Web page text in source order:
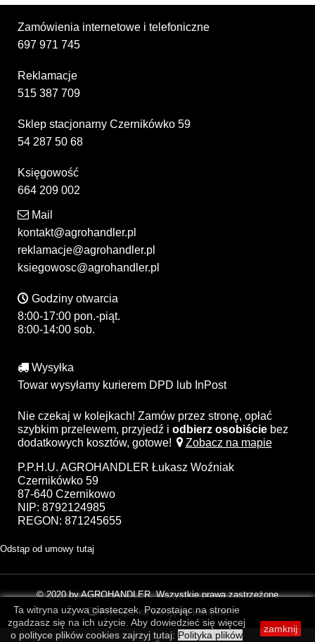
Ta witryna używa ciasteczek. Pozostając na stronie
zgadzasz się na ich użycie. Aby dowiedzieć się więcej
o polityce plików cookies zajrzyj tutaj: Polityka plików
zamknij
Zamówienia internetowe i telefoniczne
697 971 745
Reklamacje
515 387 709
Sklep stacjonarny Czernikówko 59
54 287 50 68
Księgowość
664 209 002
Mail
kontakt@agrohandler.pl
reklamacje@agrohandler.pl
ksiegowosc@agrohandler.pl
Godziny otwarcia
8:00-17:00 pon.-piąt.
8:00-14:00 sob.
Wysyłka
Towar wysyłamy kurierem DPD lub InPost
Nie czekaj w kolejkach! Zamów przez stronę, opłać
szybkim przelewem, przyjedź i odbierz osobiście bez
dodatkowych kosztów, gotowe!
Zobacz na mapie
P.P.H.U. AGROHANDLER Łukasz Woźniak
Czernikówko 59
87-640 Czernikowo
NIP: 8792124985
REGON: 871245655
Odstąp od umowy tutaj
© 2020 by AGROHANDLER. Wszystkie prawa zastrzeżone
Przełącz na wersję na komputer